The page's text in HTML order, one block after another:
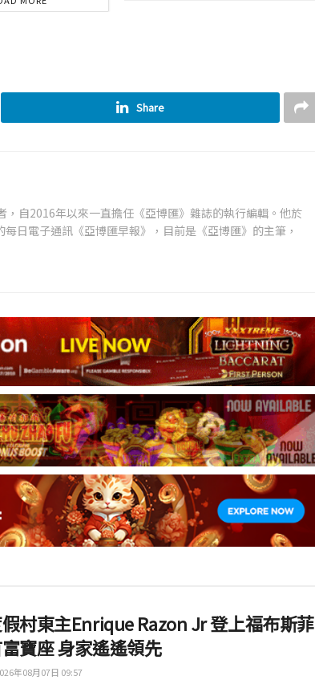
Share
，自2016年以來一直擔任《亞博匯》雜誌的執行編輯。他於
日電子通訊《亞博匯早報》，目前是《亞博匯》的主筆，
村東主Enrique Razon Jr 登上福布斯菲
寶座 身家遙遙領先
年08月07日 09:57